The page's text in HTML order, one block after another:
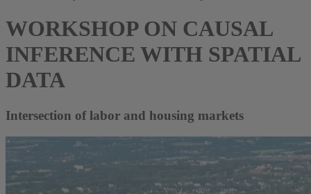
WORKSHOP ON CAUSAL
INFERENCE WITH SPATIAL
DATA
Intersection of labor and housing markets